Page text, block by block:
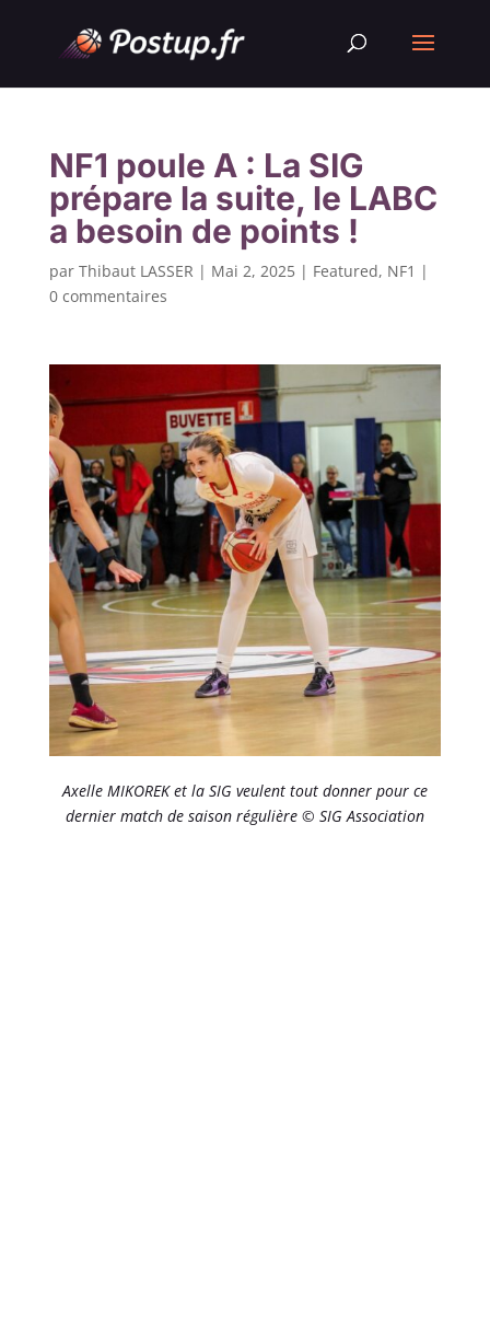
NF1 poule A : La SIG
prépare la suite, le LABC
a besoin de points !
par Thibaut LASSER | Mai 2, 2025| Featured, NF1 |
0 commentaires
Axelle MIKOREK et la SIG veulent tout donner pour ce
dernier match de saison régulière © SIG Association